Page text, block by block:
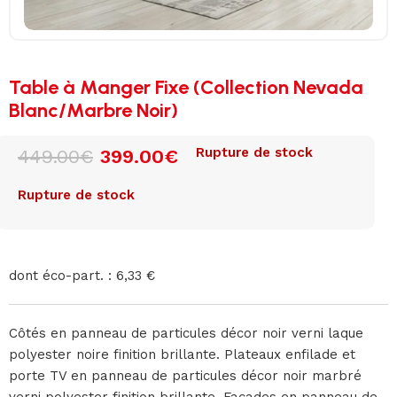
Table à Manger Fixe (Collection Nevada
Blanc/Marbre Noir)
449.00€ 399.00€ Rupture de stock
Rupture de stock
dont éco-part. : 6,33 €
Côtés en panneau de particules décor noir verni laque
polyester noire finition brillante. Plateaux enfilade et
porte TV en panneau de particules décor noir marbré